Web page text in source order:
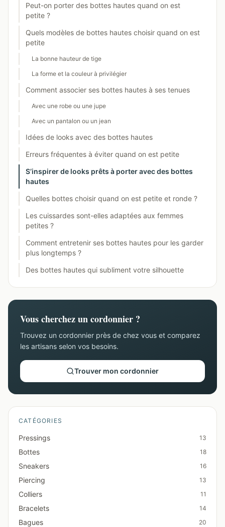
Peut-on porter des bottes hautes quand on est
petite ?
Quels modèles de bottes hautes choisir quand on est
petite
La bonne hauteur de tige
La forme et la couleur à privilégier
Comment associer ses bottes hautes à ses tenues
Avec une robe ou une jupe
Avec un pantalon ou un jean
Idées de looks avec des bottes hautes
Erreurs fréquentes à éviter quand on est petite
S’inspirer de looks prêts à porter avec des bottes
hautes
Quelles bottes choisir quand on est petite et ronde ?
Les cuissardes sont-elles adaptées aux femmes
petites ?
Comment entretenir ses bottes hautes pour les garder
plus longtemps ?
Des bottes hautes qui subliment votre silhouette
Vous cherchez un cordonnier ?
Trouvez un cordonnier près de chez vous et comparez
les artisans selon vos besoins.
Trouver mon cordonnier
CATÉGORIES
Pressings 13
Bottes 18
Sneakers 16
Piercing 13
Colliers 11
Bracelets 14
Bagues 20